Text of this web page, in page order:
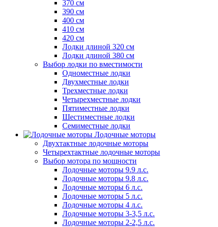
370 см
390 см
400 см
410 см
420 см
Лодки длиной 320 см
Лодки длиной 380 см
Выбор лодки по вместимости
Одноместные лодки
Двухместные лодки
Трехместные лодки
Четырехместные лодки
Пятиместные лодки
Шестиместные лодки
Семиместные лодки
Лодочные моторы
Двухтактные лодочные моторы
Четырехтактные лодочные моторы
Выбор мотора по мощности
Лодочные моторы 9.9 л.с.
Лодочные моторы 9.8 л.с.
Лодочные моторы 6 л.с.
Лодочные моторы 5 л.с.
Лодочные моторы 4 л.с.
Лодочные моторы 3-3,5 л.с.
Лодочные моторы 2-2,5 л.с.